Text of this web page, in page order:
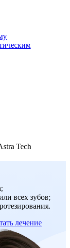
Tech
всех зубов;
лечение